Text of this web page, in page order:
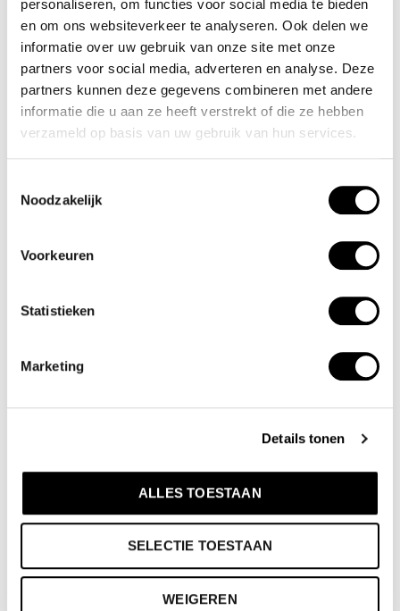
personaliseren, om functies voor social media te bieden
en om ons websiteverkeer te analyseren. Ook delen we
informatie over uw gebruik van onze site met onze
partners voor social media, adverteren en analyse. Deze
partners kunnen deze gegevens combineren met andere
informatie die u aan ze heeft verstrekt of die ze hebben
verzameld op basis van uw gebruik van hun services.
Noodzakelijk
Voorkeuren
Statistieken
Marketing
Details tonen
ALLES TOESTAAN
SELECTIE TOESTAAN
WEIGEREN
voor elke gelegenheid.
Onze horloges zijn ontworpen met oog voor detail,
gemaakt van hoogwaardige materialen en uitgerust met
nauwkeurige uurwerken. Dankzij de waterdichte afwerking
en stevige constructie zijn ze perfect voor dagelijks
Ontdek de nieuwste collectie en kies een horloge dat
perfect bij jouw stijl past!
Inspiratie & social media
Wil jij je eigen Olympic foto graag terug zien of wil je graag
inspiratie opdoen? Bekijk onze social media kanalen! Tag
@olympic.horloges of gebruik #olympichorloge! Je kunt ons
- Ronde kast Ø 33 mm
- Stalen horlogekast
- Witte wijzerplaat